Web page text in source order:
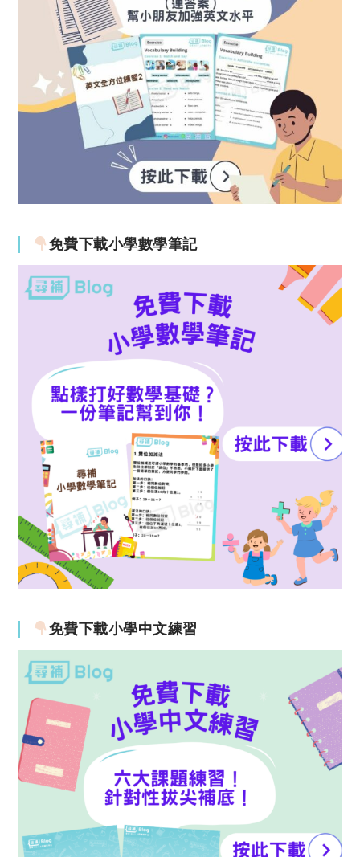
免費下載小學數學筆記
免費下載小學中文練習